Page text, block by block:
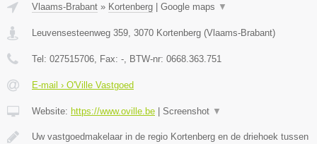
Vlaams-Brabant » Kortenberg Google maps ▼
Leuvensesteenweg 359, 3070 Kortenberg (Vlaams-Brabant)
Tel: 027515706, Fax: -, BTW-nr: 0668.363.751
E-mail › O'Ville Vastgoed
Website: https://www.oville.be Screenshot ▼
Uw vastgoedmakelaar in de regio Kortenberg en de driehoek tussen